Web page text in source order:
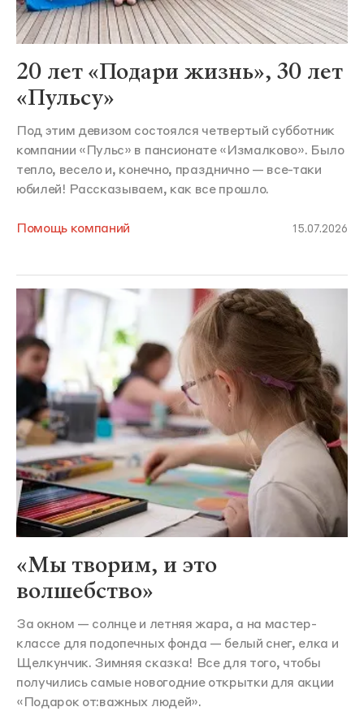
20 лет «Подари жизнь», 30 лет
«Пульсу»
Под этим девизом состоялся четвертый субботник
компании «Пульс» в пансионате «Измалково». Было
тепло, весело и, конечно, празднично — все-таки
юбилей! Рассказываем, как все прошло.
Помощь компаний 15.07.2026
«Мы творим, и это
волшебство»
За окном — солнце и летняя жара, а на мастер-
классе для подопечных фонда — белый снег, елка и
Щелкунчик. Зимняя сказка! Все для того, чтобы
получились самые новогодние открытки для акции
«Подарок от:важных людей».